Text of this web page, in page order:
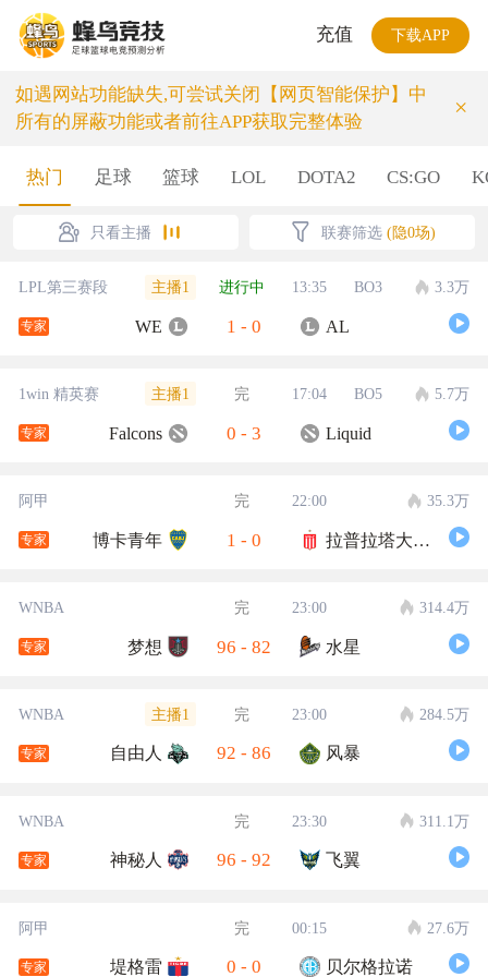
充值 下载APP
如遇网站功能缺失,可尝试关闭【网页智能保护】中
所有的屏蔽功能或者前往APP获取完整体验
×
热门 足球 篮球 LOL DOTA2 CS:GO
只看主播 联赛筛选 (隐0场)
LPL第三赛段 主播1 进行中 13:35 BO3 3.3万
专家 WE 1 - 0 AL
1win 精英赛 主播1 完 17:04 BO5 5.7万
专家 Falcons 0 - 3 Liquid
阿甲 完 22:00 35.3万
专家 博卡青年 1 - 0 拉普拉塔大学生
WNBA 完 23:00 314.4万
专家 梦想 96 - 82 水星
WNBA 主播1 完 23:00 284.5万
专家 自由人 92 - 86 风暴
WNBA 完 23:30 311.1万
专家 神秘人 96 - 92 飞翼
阿甲 完 00:15 27.6万
专家 堤格雷 0 - 0 贝尔格拉诺